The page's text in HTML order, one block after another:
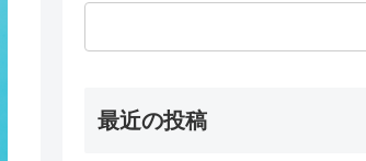
最近の投稿